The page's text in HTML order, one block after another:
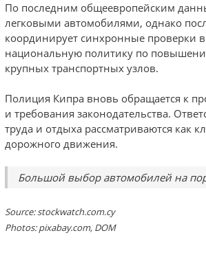
По последним общеевропейским
легковыми автомобилями, однако
координирует синхронные проверки
национальную политику по
крупных транспортных узлов.
Полиция Кипра вновь обращается к
и требования законодательства.
труда и отдыха рассматриваются как
дорожного движения.
Большой выбор автомобилей на
Source: stockwatch.com.cy
Photos: pixabay.com, DOM